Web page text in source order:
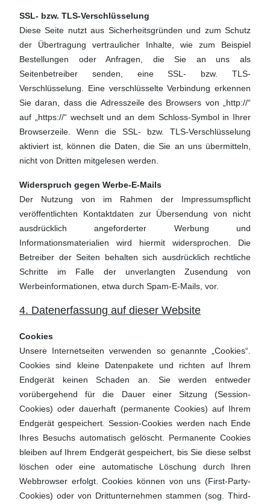
SSL- bzw. TLS-Verschlüsselung
Diese Seite nutzt aus Sicherheitsgründen und zum Schutz
der Übertragung vertraulicher Inhalte, wie zum Beispiel
Bestellungen oder Anfragen, die Sie an uns als
Seitenbetreiber senden, eine SSL- bzw. TLS-
Verschlüsselung. Eine verschlüsselte Verbindung erkennen
Sie daran, dass die Adresszeile des Browsers von „http://“
auf „https://“ wechselt und an dem Schloss-Symbol in Ihrer
Browserzeile. Wenn die SSL- bzw. TLS-Verschlüsselung
aktiviert ist, können die Daten, die Sie an uns übermitteln,
nicht von Dritten mitgelesen werden.
Widerspruch gegen Werbe-E-Mails
Der Nutzung von im Rahmen der Impressumspflicht
veröffentlichten Kontaktdaten zur Übersendung von nicht
ausdrücklich angeforderter Werbung und
Informationsmaterialien wird hiermit widersprochen. Die
Betreiber der Seiten behalten sich ausdrücklich rechtliche
Schritte im Falle der unverlangten Zusendung von
Werbeinformationen, etwa durch Spam-E-Mails, vor.
4. Datenerfassung auf dieser Website
Cookies
Unsere Internetseiten verwenden so genannte „Cookies“.
Cookies sind kleine Datenpakete und richten auf Ihrem
Endgerät keinen Schaden an. Sie werden entweder
vorübergehend für die Dauer einer Sitzung (Session-
Cookies) oder dauerhaft (permanente Cookies) auf Ihrem
Endgerät gespeichert. Session-Cookies werden nach Ende
Ihres Besuchs automatisch gelöscht. Permanente Cookies
bleiben auf Ihrem Endgerät gespeichert, bis Sie diese selbst
löschen oder eine automatische Löschung durch Ihren
Webbrowser erfolgt. Cookies können von uns (First-Party-
Cookies) oder von Drittunternehmen stammen (sog. Third-